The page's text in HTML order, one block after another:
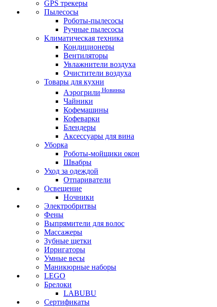
GPS трекеры
Пылесосы
Роботы-пылесосы
Ручные пылесосы
Климатическая техника
Кондиционеры
Вентиляторы
Увлажнители воздуха
Очистители воздуха
Товары для кухни
Аэрогрили Новинка
Чайники
Кофемашины
Кофеварки
Блендеры
Аксессуары для вина
Уборка
Роботы-мойщики окон
Швабры
Уход за одеждой
Отпариватели
Освещение
Ночники
Электробритвы
Фены
Выпрямители для волос
Массажеры
Зубные щетки
Ирригаторы
Умные весы
Маникюрные наборы
LEGO
Брелоки
LABUBU
Сертификаты